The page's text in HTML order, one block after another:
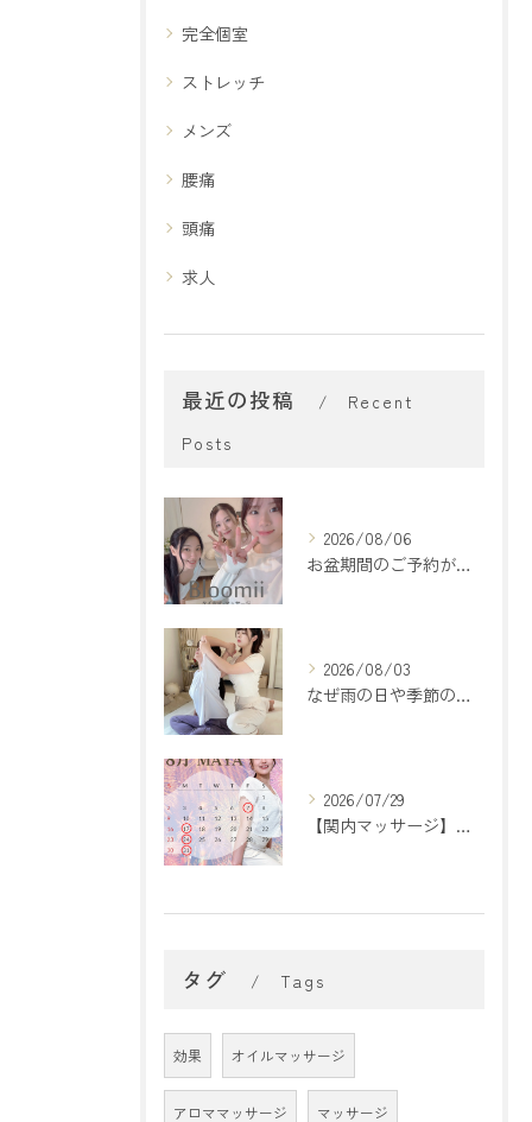
完全個室
ストレッチ
メンズ
腰痛
頭痛
求人
最近の投稿
Recent
Posts
2026/08/06
お盆期間のご予約が埋まってきております🌻
2026/08/03
なぜ雨の日や季節の変わり目は疲れやすいの？🌿
2026/07/29
【関内マッサージ】【横浜マッサージ】
タグ Tags
効果 オイルマッサージ
アロママッサージ マッサージ